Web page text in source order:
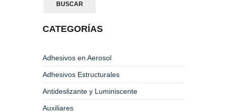
BUSCAR
CATEGORÍAS
Adhesivos en Aerosol
Adhesivos Estructurales
Antideslizante y Luminiscente
Auxiliares